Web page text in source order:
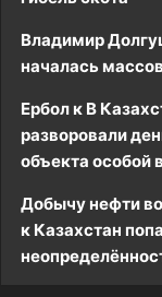
Владимир
началась
Ерболк В
разворовали
объекта особой
Добычу нефти
к Казахстан